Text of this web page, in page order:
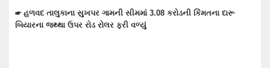
☛ વાંકાનેરમાં પેટમાં દુખાવો ઉપડતા સારવારમાં ખસેડાયેલ મહિલાને આંચકી
ઉપડતા મોત નીપજ્યું